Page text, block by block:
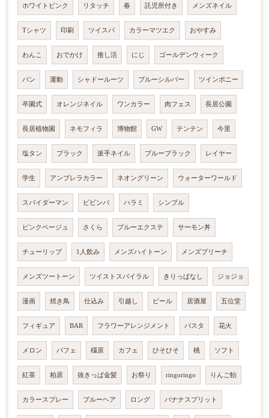
ホワイトピンク リタッチ 春 託児所付き メンズネイル
Tシャツ 印刷 ツイスパ カラーマツエク おやすみ
わんこ おでかけ 推し活 にじ ゴールデンウィーク
パン 運動 シャドールーツ ブルーシルバー ツインポニー
卒園式 オレンジネイル ワンカラー 肉フェス 長居公園
長居植物園 ネモフィラ 博物館 GW テンテン 今里
塩タン ブラック 派手ネイル ブルーブラック レイヤー
学生 アンブレラカラー ネオングリーン ウォーターワールド
スパイダーマン ビビンバ ハラミ シンプル
ピンクベージュ さくら ブルーエクステ サーモン丼
チューリップ 1人飲み メンズハイトーン メンズブリーチ
メンズツートーン ツイストスパイラル きりっぱなし ジョジョ
漫画 焼き鳥 仕込み 引越し ビール 居酒屋 五位堂
フィギュア BAR フラワーアレンジメント パスタ 花火
メロン パフェ 橿原 カフェ ひそひそ 桃 ソフト
紅茶 柏原 抜きっぱ金髪 お祭り ringoringo りんご飴
カラースプレー ブルーヘア ロング バナナスプリット